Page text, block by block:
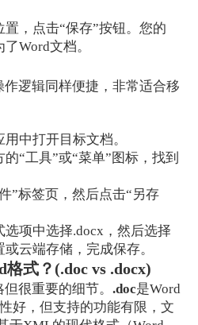
置，点击“保存”按钮。您的
Word文档。
逻辑同样便捷，非常适合移
用中打开目标文档。
的“工具”或“菜单”图标，找到
”标签页，然后点击“另存
选项中选择.docx，然后选择
云端存储，完成保存。
式？(.doc vs .docx)
但很重要的细节。.doc是Word
好，但支持的功能有限，文